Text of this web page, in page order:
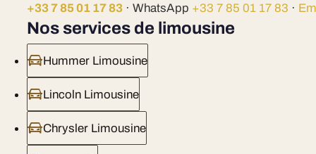
+33 7 85 01 17 83 · WhatsApp +33 7 85 01 17 83 ·
Nos services de limousine
Hummer Limousine
Lincoln Limousine
Chrysler Limousine